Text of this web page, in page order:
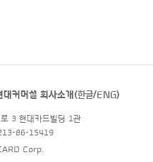
대커머셜 회사소개(한글/ENG)
3 현대카드빌딩 1관
86-15419
Corp.